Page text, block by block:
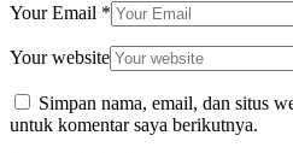
Your Email *
Your website
Simpan nama, email, dan situs
untuk komentar saya berikutnya.